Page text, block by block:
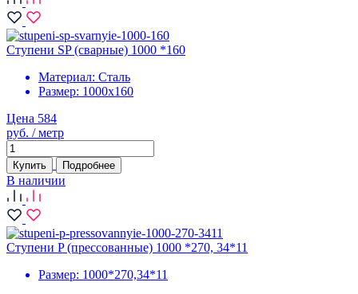
Ступени SP (сварные) 1000 *160
Материал: Сталь
Размер: 1000х160
Цена 584
руб. / метр
Купить Подробнее
В наличии
Ступени P (прессованные) 1000 *270, 34*11
Размер: 1000*270,34*11